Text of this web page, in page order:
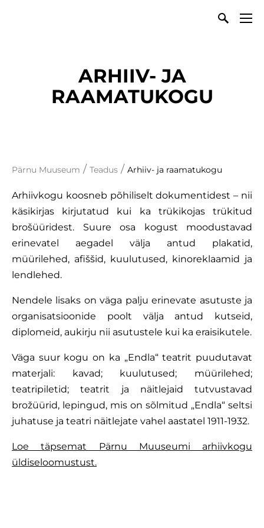
ARHIIV- JA
RAAMATUKOGU
Pärnu Muuseum / Teadus / Arhiiv- ja raamatukogu
Arhiivkogu koosneb põhiliselt dokumentidest – nii
käsikirjas kirjutatud kui ka trükikojas trükitud
brošüüridest. Suure osa kogust moodustavad
erinevatel aegadel välja antud plakatid,
müürilehed, afiššid, kuulutused, kinoreklaamid ja
lendlehed.
Nendele lisaks on väga palju erinevate asutuste ja
organisatsioonide poolt välja antud kutseid,
diplomeid, aukirju nii asutustele kui ka eraisikutele.
Väga suur kogu on ka „Endla“ teatrit puudutavat
materjali: kavad; kuulutused; müürilehed;
teatripiletid; teatrit ja näitlejaid tutvustavad
brožüürid, lepingud, mis on sõlmitud „Endla“ seltsi
juhatuse ja teatri näitlejate vahel aastatel 1911-1932.
Loe täpsemat Pärnu Muuseumi arhiivkogu
üldiseloomustust.